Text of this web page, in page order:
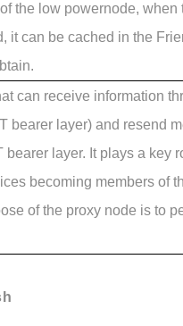
the low powernode, when
it can be cached in the
can receive information
bearer layer) and resend
bearer layer. It plays a key
becoming members of
of the proxy node is to